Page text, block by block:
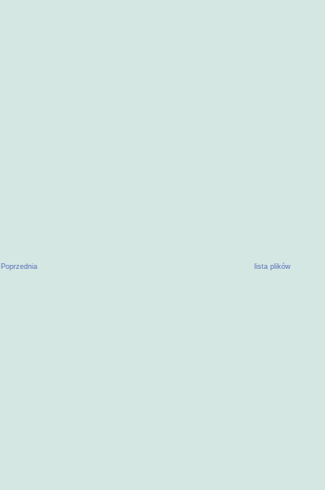
lista plików